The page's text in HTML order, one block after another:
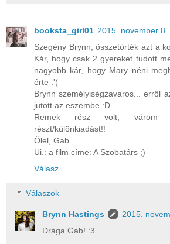
booksta_girl01 2015. november 8.
Szegény Brynn, összetörték azt a
Kár, hogy csak 2 gyereket tudott
nagyobb kár, hogy Mary néni
érte :'(
Brynn személyiségzavaros... erről
jutott az eszembe :D
Remek rész volt, várom
részt/különkiadást!!
Ölel, Gab
Ui.: a film címe: A Szobatárs ;)
Válasz
Válaszok
Brynn Hastings
2015.
Drága Gab! :3